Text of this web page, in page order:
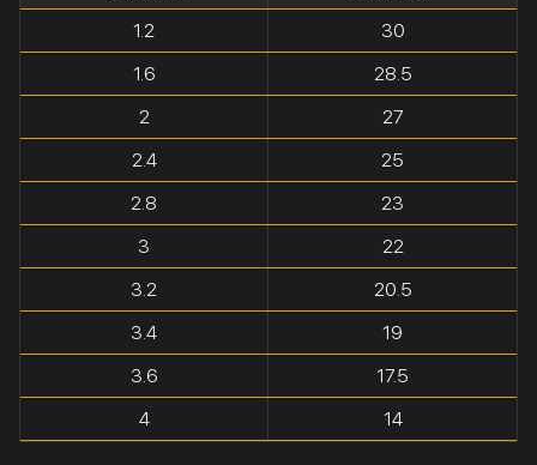
1.2
30
1.6
28.5
2
27
2.4
25
2.8
23
3
22
3.2
20.5
3.4
19
3.6
17.5
4
14